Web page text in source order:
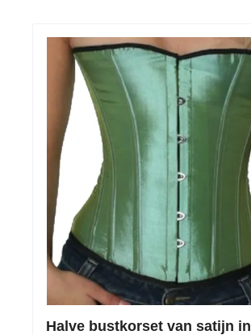
Halve bustkorset van satijn in